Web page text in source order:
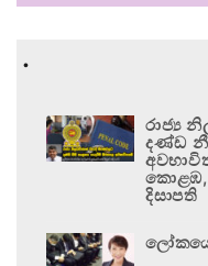
.
රාජ්‍ය
දණ්ඩ
කොළඹ,
දිසාපති